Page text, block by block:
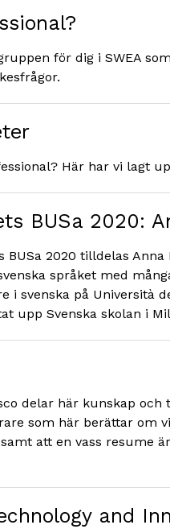
för dig i SWEA
Här har vi lagt
BUSa 2020:
BUSa 2020 tilldelas
språket med
i svenska på Università
upp Svenska skolan i
delar här kunskap
som här berättar om
att en vass resume
and